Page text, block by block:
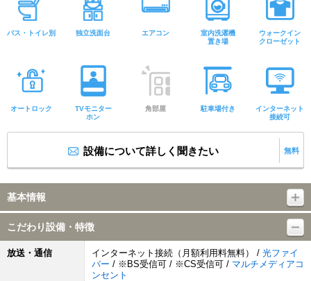
バス・トイレ別 独立洗面台 エアコン
室内洗濯機
置き場
ウォークイン
クローゼット
オートロック
TVモニター
ホン
角部屋 駐車場付き
インターネット
接続可
設備について詳しく聞きたい 無料
基本情報
こだわり設備・特徴
放送・通信 インターネット接続（月額利用料無料） / 光ファイ
バー / ※BS受信可 / ※CS受信可 / マルチメディアコ
ンセント